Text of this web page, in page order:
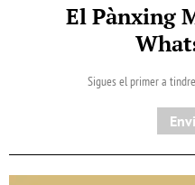
El Pànxing
Sigues el primer a